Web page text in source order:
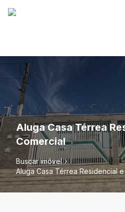
Aluga Casa Térrea
Comercial
Buscar imóvel
Aluga Casa Térrea Residencial